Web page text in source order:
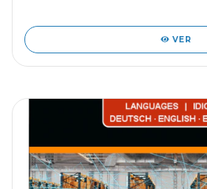
VER